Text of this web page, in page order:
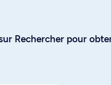
Rechercher pour